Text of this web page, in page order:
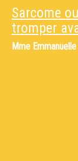
Sarcome
tromper
Mme